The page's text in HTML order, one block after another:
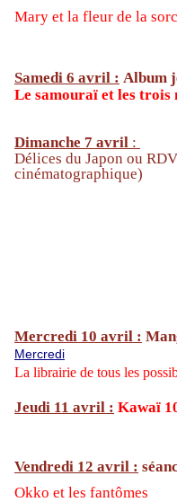
Mary et la fleur de la
Samedi 6 avril : Album
Le samouraï et les trois
Dimanche 7 avril :
Délices du Japon ou
cinématographique)
Mercredi 10 avril :
Mercredi
La librairie de tous les
Jeudi 11 avril : Kawaï
Vendredi 12 avril :
Okko et les fantômes